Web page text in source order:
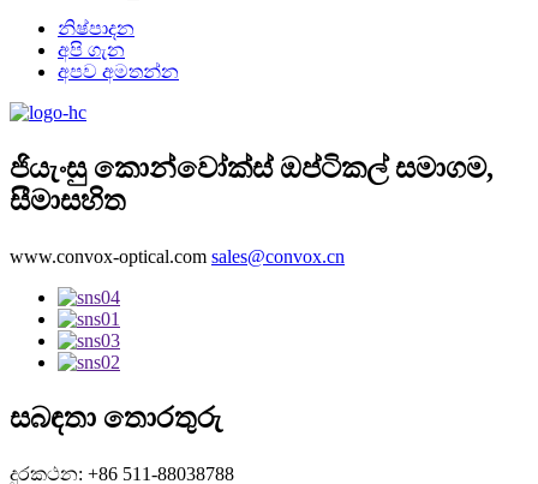
නිෂ්පාදන
අපි ගැන
අපව අමතන්න
ජියැංසු කොන්වෝක්ස් ඔප්ටිකල් සමාගම,
සීමාසහිත
www.convox-optical.com sales@convox.cn
සබඳතා තොරතුරු
දුරකථන: +86 511-88038788